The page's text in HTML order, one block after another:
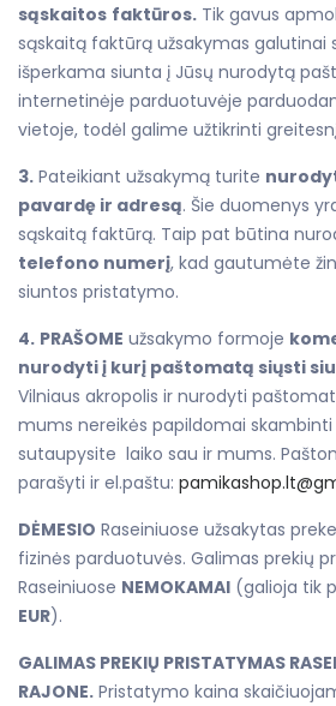
sąskaitos faktūros. Tik gavus
sąskaitą faktūrą užsakymas galutinai
išperkama siunta į Jūsų nurodytą
internetinėje parduotuvėje
vietoje, todėl galime užtikrinti
3. Pateikiant užsakymą turite
pavardę ir adresą. Šie duomenys
sąskaitą faktūrą. Taip pat būtina
telefono numerį, kad gautumėte
siuntos pristatymo.
4. PRAŠOME užsakymo formoje
nurodyti į kurį paštomatą siųsti
Vilniaus akropolis ir nurodyti
mums nereikės papildomai
sutaupysite laiko sau ir mums.
parašyti ir el.paštu:
DĖMESIO Raseiniuose užsakytas
fizinės parduotuvės. Galimas prekių
Raseiniuose NEMOKAMAI (galioja tik
EUR).
GALIMAS PREKIŲ PRISTATYMAS
RAJONE. Pristatymo kaina